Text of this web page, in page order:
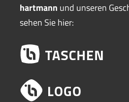
hartmann und unseren
sehen Sie hier: